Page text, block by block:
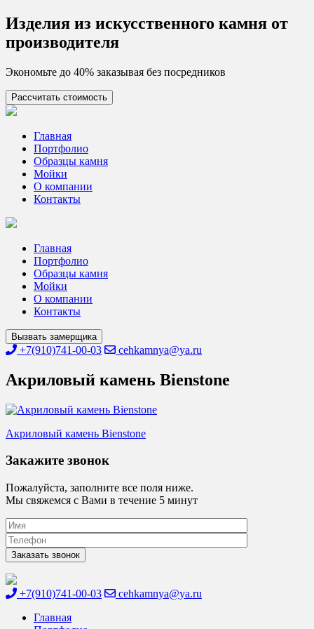
Skip
to
content
Изделия из искусcтвенного камня от
производителя
Экономьте до 40% заказывая без посредников
Рассчитать стоимость
Цех камня
Столешницы из искусственного камня
Главная
Портфолио
Образцы камня
Мойки
О компании
Контакты
Главная
Портфолио
Образцы камня
Мойки
О компании
Контакты
Вызвать замерщика
+7(910)741-00-03 cehkamnya@ya.ru
Акриловый камень Bienstone
Навигация
по
Акриловый камень Bienstone
Закажите звонок
Пожалуйста, заполните все поля ниже.
Мы свяжемся с Вами в течение 5 минут
+7(910)741-00-03
cehkamnya@ya.ru
Главная